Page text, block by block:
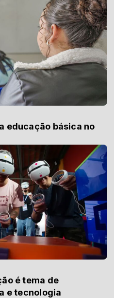
educação básica no
é tema de
e tecnologia